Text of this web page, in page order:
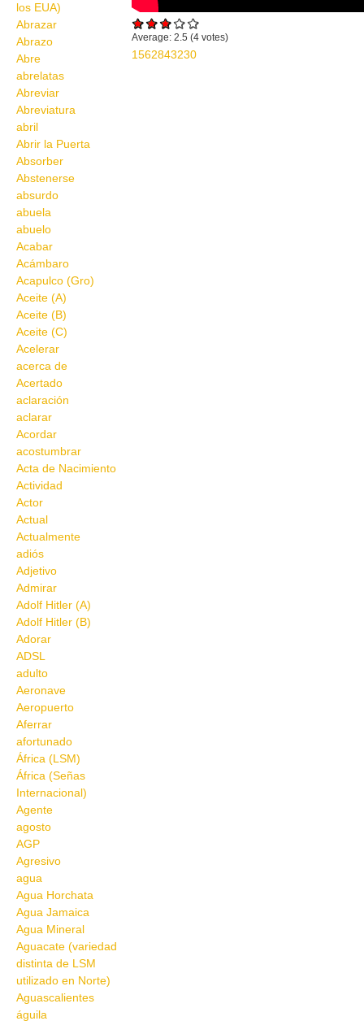
los EUA)
Abrazar
Abrazo
Abre
abrelatas
Abreviar
Abreviatura
abril
Abrir la Puerta
Absorber
Abstenerse
absurdo
abuela
abuelo
Acabar
Acámbaro
Acapulco (Gro)
Aceite (A)
Aceite (B)
Aceite (C)
Acelerar
acerca de
Acertado
aclaración
aclarar
Acordar
acostumbrar
Acta de Nacimiento
Actividad
Actor
Actual
Actualmente
adiós
Adjetivo
Admirar
Adolf Hitler (A)
Adolf Hitler (B)
Adorar
ADSL
adulto
Aeronave
Aeropuerto
Aferrar
afortunado
África (LSM)
África (Señas
Internacional)
Agente
agosto
AGP
Agresivo
agua
Agua Horchata
Agua Jamaica
Agua Mineral
Aguacate (variedad
distinta de LSM
utilizado en Norte)
Aguascalientes
águila
Average: 2.5 (4votes)
1562843230